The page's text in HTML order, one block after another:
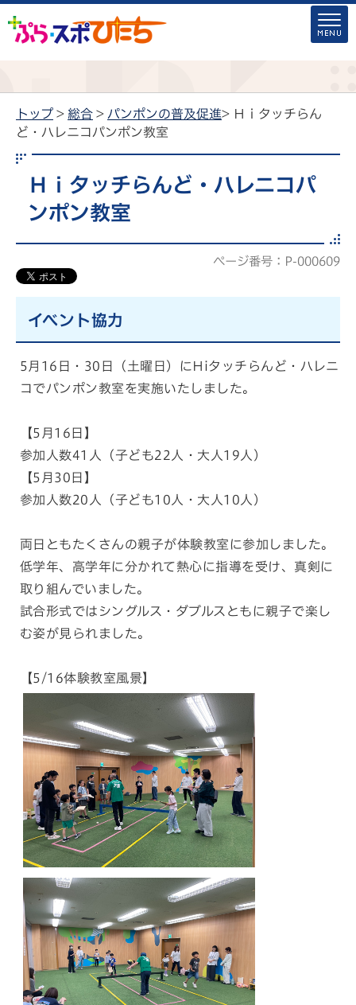
トップ > 総合 > パンポンの普及促進> Ｈｉタッチらん
ど・ハレニコパンポン教室
Ｈｉタッチらんど・ハレニコパ
ンポン教室
ページ番号：P-000609
イベント協力
5月16日・30日（土曜日）にHiタッチらんど・ハレニ
コでパンポン教室を実施いたしました。
【5月16日】
参加人数41人（子ども22人・大人19人）
【5月30日】
参加人数20人（子ども10人・大人10人）
両日ともたくさんの親子が体験教室に参加しました。
低学年、高学年に分かれて熱心に指導を受け、真剣に
取り組んでいました。
試合形式ではシングルス・ダブルスともに親子で楽し
む姿が見られました。
【5/16体験教室風景】